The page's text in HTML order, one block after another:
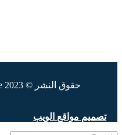
تصميم مواقع الويب